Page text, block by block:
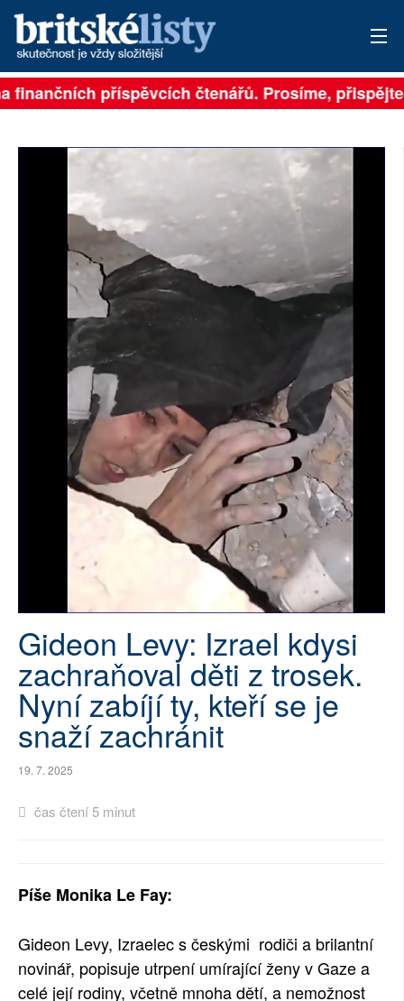
PŘIHLÁSIT
ROZHOVORY
TÉMATA
NEJČTENĚJŠÍ ZA 7 DNÍ
PŘÍSPĚVKY NA PROVOZ
SOCIÁLNÍ SÍTĚ
PLNÁ VERZE STRÁNEK
příspěvcích čtenářů. Prosíme, přispějte.
Gideon Levy: Izrael kdysi
zachraňoval děti z trosek.
Nyní zabíjí ty, kteří se je
snaží zachránit
19. 7. 2025
čas čtení 5 minut
Píše Monika Le Fay:
Gideon Levy, Izraelec s českými rodiči a brilantní
novinář, popisuje utrpení umírající ženy v Gaze a
celé její rodiny, včetně mnoha dětí, a nemožnost